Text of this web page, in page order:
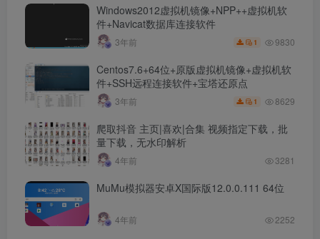
Windows2012虚拟机镜像+NPP++虚拟机软
件+Navicat数据库连接软件
3年前 1 9830
Centos7.6+64位+原版虚拟机镜像+虚拟机软
件+SSH远程连接软件+宝塔还原点
3年前 1 8629
爬取抖音 主页|喜欢|合集 视频指定下载，批
量下载，无水印解析
4年前 3281
MuMu模拟器安卓X国际版12.0.0.111 64位
4年前 2252